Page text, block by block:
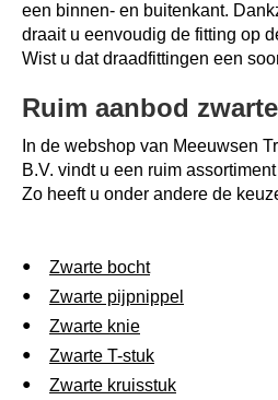
een binnen- en buitenkant.
draait u eenvoudig de fitting op
Wist u dat draadfittingen een
Ruim aanbod
In de webshop van Meeuwsen
B.V. vindt u een ruim
Zo heeft u onder andere de
Zwarte bocht
Zwarte pijpnippel
Zwarte knie
Zwarte T-stuk
Zwarte kruisstuk